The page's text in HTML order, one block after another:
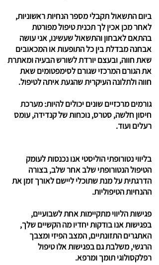
ביום התשאול תקבלי מספר הנחיות ראשוניות,
לאחר מכן אכין לך תכנית טיפול מפורטת
בהתאם לאבחון והתשאול שעשינו, אני עושה
אבחנה מבדלת בין כל התופעות או המכאובים
שאת חווה, ובעצם יורדת לשורש הבעיה ומאתרת
את הגורם המרכזי שגורם לסימפטומים שאת
חווה ולתלונה העיקרית שהגעת איתה לטיפול.
גורמים מרכזיים שונים יכולים להיות: מערכת
חיסון חלשה, סטרס, נוכחות של קנדידה, עומס
רעלים ועוד.
בליווי נטורופתי הוליסטי אנו נכנסות לעומק
הטיפול הנטורופתי שלב אחר שלב, בצורה
הדרגתית על מנת שתוכלי ליישם לאורך זמן את
ההנחיות הטיפוליות.
פגישות הליווי מתקיימות אחת לשבועיים,
בפגישות אנו בודקות יחדיו מה הקשיים שלך,
האתגרים התזונתיים, המצב הפיזי ומצבך
הרגשי, משלבת גם בפגישות אלו טיפול
רפלקסולוגי תומך ומרפא.